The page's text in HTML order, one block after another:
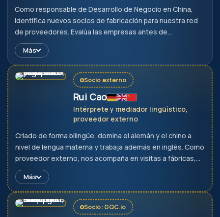
Como responsable de Desarrollo de Negocio en China,
identifica nuevos socios de fabricación para nuestra red
de proveedores. Evalúa las empresas antes de
incorporarlas en cuanto a capacidad, certificación e
idoneidad para los requisitos europeos. Así encontramos,
también para nuevas áreas de producto, fabricantes
verificados en poco tiempo.
Más
Socio externo
Rui Cao
Intérprete y mediador lingüístico,
proveedor externo
Criado de forma bilingüe, domina el alemán y el chino a
nivel de lengua materna y trabaja además en inglés. Como
proveedor externo, nos acompaña en visitas a fábricas,
negociaciones y coordinaciones técnicas. Así, las
especificaciones poco claras se detectan ya durante la
conversación y no en el momento de la entrega.
Más
Socio: GQC.io